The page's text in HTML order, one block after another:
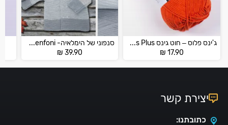
ג'ינס פלוס – חוט גינס Jeans Plus
₪ 17.90
סנפוני של הימלאיה- Himalaya Everyday Senfoni
₪ 39.90
יצירת קשר
כתובתנו: